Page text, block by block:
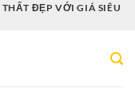
ĐẸP VỚI GIÁ SIÊU